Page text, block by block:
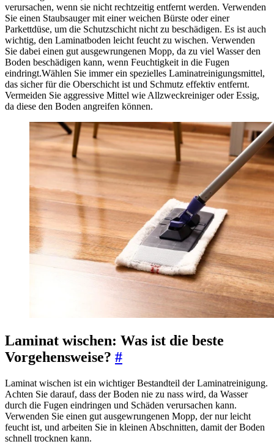
verursachen, wenn sie nicht rechtzeitig entfernt werden. Verwenden
Sie einen Staubsauger mit einer weichen Bürste oder einer
Parkettdüse, um die Schutzschicht nicht zu beschädigen. Es ist auch
wichtig, den Laminatboden leicht feucht zu wischen. Verwenden
Sie dabei einen gut ausgewrungenen Mopp, da zu viel Wasser den
Boden beschädigen kann, wenn Feuchtigkeit in die Fugen
eindringt.Wählen Sie immer ein spezielles Laminatreinigungsmittel,
das sicher für die Oberschicht ist und Schmutz effektiv entfernt.
Vermeiden Sie aggressive Mittel wie Allzweckreiniger oder Essig,
da diese den Boden angreifen können.
Laminat wischen: Was ist die beste
Vorgehensweise? #
Laminat wischen ist ein wichtiger Bestandteil der Laminatreinigung.
Achten Sie darauf, dass der Boden nie zu nass wird, da Wasser
durch die Fugen eindringen und Schäden verursachen kann.
Verwenden Sie einen gut ausgewrungenen Mopp, der nur leicht
feucht ist, und arbeiten Sie in kleinen Abschnitten, damit der Boden
schnell trocknen kann.